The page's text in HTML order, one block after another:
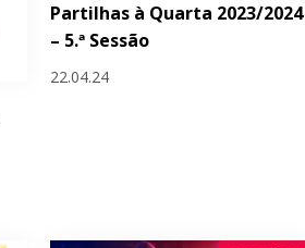
Partilhas à Quarta 2023/2024
– 5.ª Sessão
22.04.24